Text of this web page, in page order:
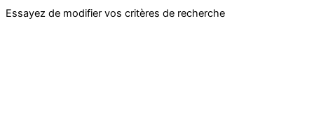
Essayez de modifier vos critères de recherche